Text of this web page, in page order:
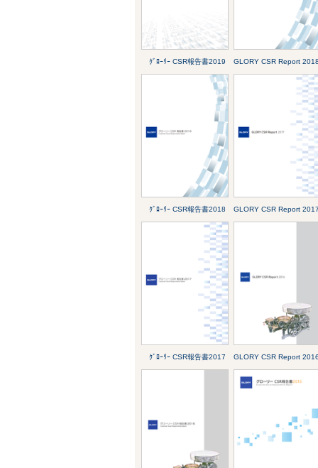
ｸﾞﾛｰﾘｰ CSR報告書2019 GLORY CSR Report
ｸﾞﾛｰﾘｰ CSR報告書2018 GLORY CSR Report
ｸﾞﾛｰﾘｰ CSR報告書2017 GLORY CSR Report